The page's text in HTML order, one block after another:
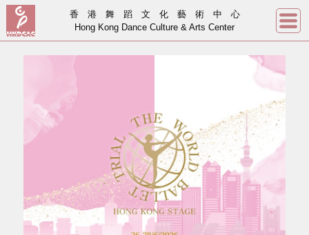
香港舞蹈文化藝術中心
Hong Kong Dance Culture & Arts Center
主頁
TDO
國際舞蹈大賽
TWBT
世界芭蕾舞大賽